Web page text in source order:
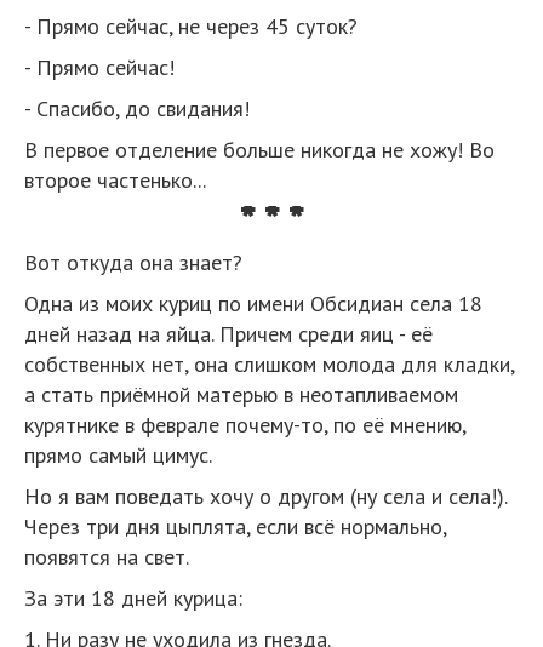
- Прямо сейчас, не через 45 суток?
- Прямо сейчас!
- Спасибо, до свидания!
В первое отделение больше никогда не хожу! Во
второе частенько...
* * *
Вот откуда она знает?
Одна из моих куриц по имени Обсидиан села 18
дней назад на яйца. Причем среди яиц - её
собственных нет, она слишком молода для кладки,
а стать приёмной матерью в неотапливаемом
курятнике в феврале почему-то, по её мнению,
прямо самый цимус.
Но я вам поведать хочу о другом (ну села и села!).
Через три дня цыплята, если всё нормально,
появятся на свет.
За эти 18 дней курица:
1. Ни разу не уходила из гнезда.